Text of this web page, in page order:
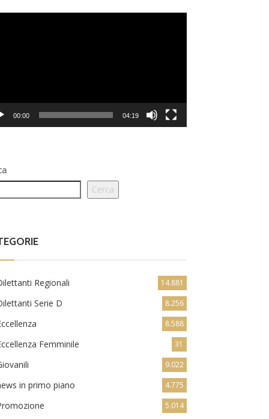
00:00 04:19
Cerca
Regionali 14.881
Serie D 8.256
8.588
Femminile 31
9.022
in primo piano 4.775
5.014